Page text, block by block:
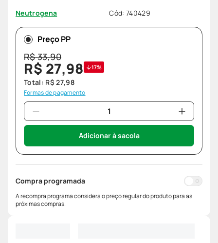
Neutrogena
Cód: 740429
Preço PP
R$33,90
R$ 27,98 17%
Total: R$ 27,98
Formas de pagamento
Adicionar à sacola
Compra programada
A recompra programa considera o preço regular do produto para as
próximas compras.